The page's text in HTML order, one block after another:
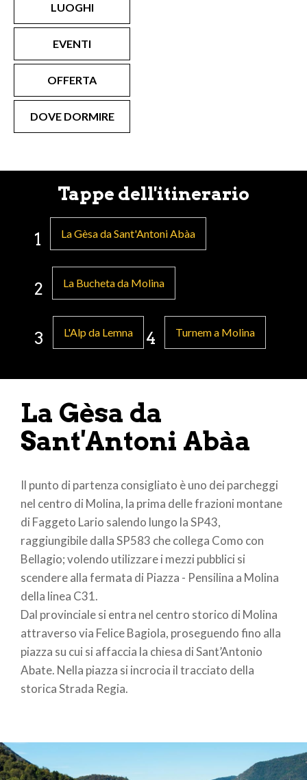
LUOGHI
EVENTI
OFFERTA
DOVE DORMIRE
Tappe dell'itinerario
1 La Gèsa da Sant'Antoni Abàa
2 La Bucheta da Molina
3 L'Alp da Lemna 4 Turnem a Molina
La Gèsa da
Sant'Antoni Abàa
Il punto di partenza consigliato è uno dei parcheggi
nel centro di Molina, la prima delle frazioni montane
di Faggeto Lario salendo lungo la SP43,
raggiungibile dalla SP583 che collega Como con
Bellagio; volendo utilizzare i mezzi pubblici si
scendere alla fermata di Piazza - Pensilina a Molina
della linea C31.
Dal provinciale si entra nel centro storico di Molina
attraverso via Felice Bagiola, proseguendo fino alla
piazza su cui si affaccia la chiesa di Sant’Antonio
Abate. Nella piazza si incrocia il tracciato della
storica Strada Regia.